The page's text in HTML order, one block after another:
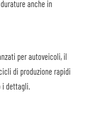
anche in
per autoveicoli, il
di produzione rapidi
i dettagli.